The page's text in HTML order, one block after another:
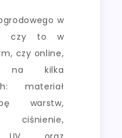
w
czy to w
czy online,
na kilka
materiał
warstw,
ciśnienie,